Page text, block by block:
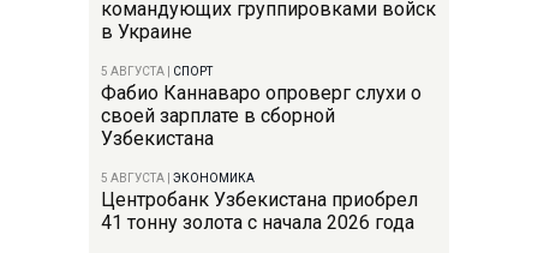
командующих группировками войск
в Украине
5 АВГУСТА СПОРТ
Фабио Каннаваро опроверг слухи о
своей зарплате в сборной
Узбекистана
5 АВГУСТА ЭКОНОМИКА
Центробанк Узбекистана приобрел
41 тонну золота с начала 2026 года